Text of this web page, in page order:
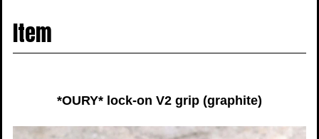
Item
*OURY* lock-on V2 grip (graphite)